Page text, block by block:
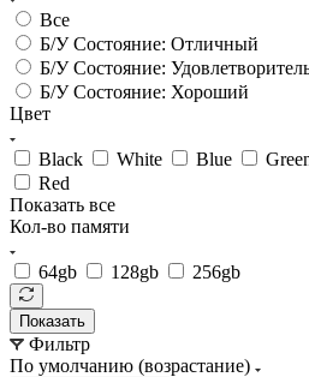
Все
Б/У Состояние: Отличный
Б/У Состояние:
Б/У Состояние: Хороший
Цвет
Black White Blue
Red
Показать все
Кол-во памяти
64gb 128gb 256gb
Показать
Фильтр
По умолчанию (возрастание)